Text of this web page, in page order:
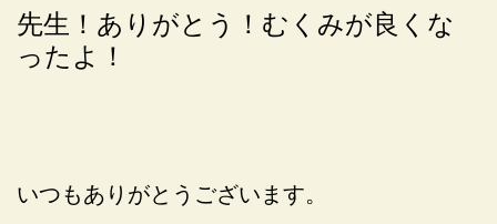
先生！ありがとう！むくみが良くな
ったよ ！
いつもありがとうございます。